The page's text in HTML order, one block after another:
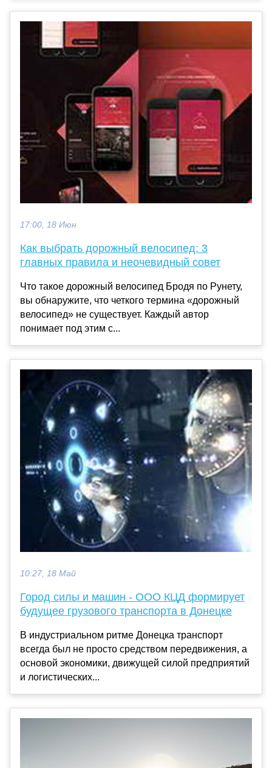
17:00, 18 Июн
Как выбрать дорожный велосипед: 3
главных правила и неочевидный совет
Что такое дорожный велосипед Бродя по Рунету,
вы обнаружите, что четкого термина «дорожный
велосипед» не существует. Каждый автор
понимает под этим с...
10:27, 18 Май
Город силы и машин - ООО КЦД формирует
будущее грузового транспорта в Донецке
В индустриальном ритме Донецка транспорт
всегда был не просто средством передвижения, а
основой экономики, движущей силой предприятий
и логистических...